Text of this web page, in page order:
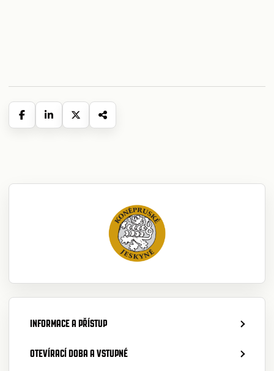
INFORMACE A PŘÍSTUP
OTEVÍRACÍ DOBA A VSTUPNÉ